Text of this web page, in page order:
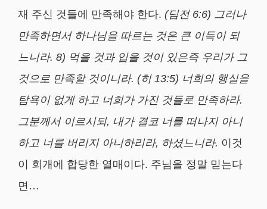
재 주신 것들에 만족해야 한다. (딤전 6:6) 그러나
만족하면서 하나님을 따르는 것은 큰 이득이 되
느니라. 8) 먹을 것과 입을 것이 있은즉 우리가 그
것으로 만족할 것이니라. (히 13:5) 너희의 행실을
탐욕이 없게 하고 너희가 가진 것들로 만족하라.
그분께서 이르시되, 내가 결코 너를 떠나지 아니
하고 너를 버리지 아니하리라, 하셨느니라. 이것
이 회개에 합당한 열매이다. 주님을 정말 믿는다
면…